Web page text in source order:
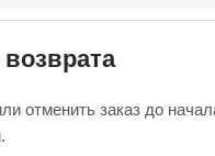
отменить заказ до